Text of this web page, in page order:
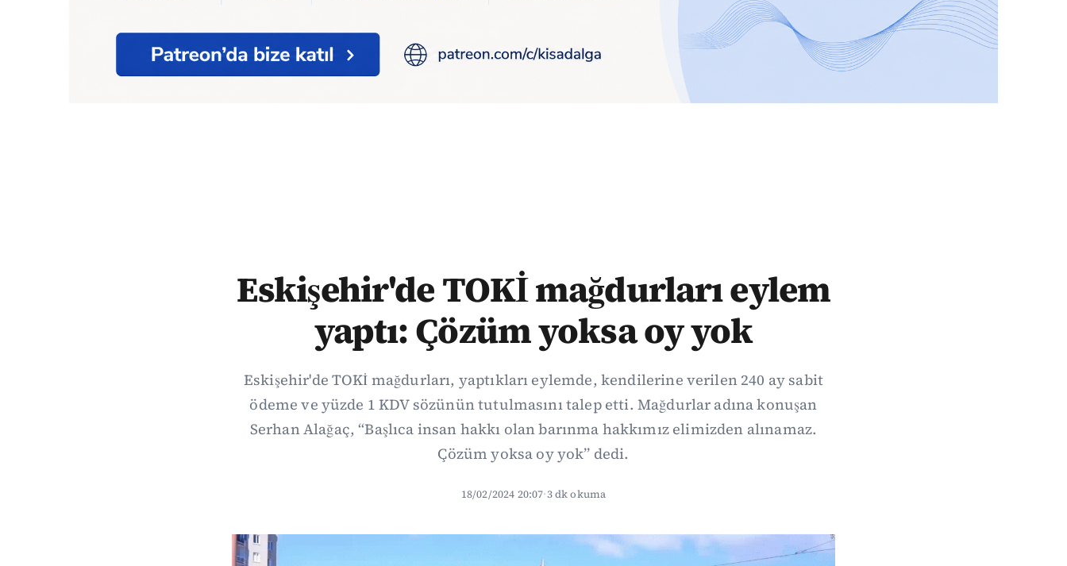
Eskişehir'de TOKİ mağdurları eylem
yaptı: Çözüm yoksa oy yok
Eskişehir'de TOKİ mağdurları, yaptıkları eylemde, kendilerine verilen 240 ay sabit
ödeme ve yüzde 1 KDV sözünün tutulmasını talep etti. Mağdurlar adına konuşan
Serhan Alağaç, “Başlıca insan hakkı olan barınma hakkımız elimizden alınamaz.
Çözüm yoksa oy yok” dedi.
18/02/2024 20:07·3 dk okuma